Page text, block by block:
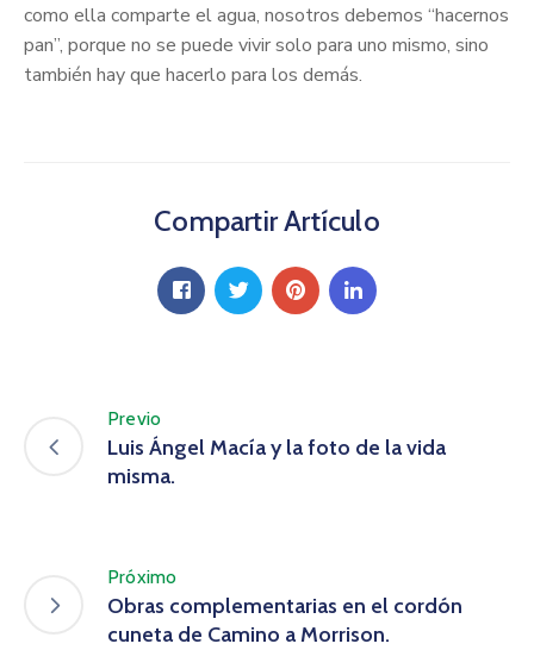
como ella comparte el agua, nosotros debemos “hacernos
pan”, porque no se puede vivir solo para uno mismo, sino
también hay que hacerlo para los demás.
Compartir Artículo
Previo
Luis Ángel Macía y la foto de la vida
misma.
Próximo
Obras complementarias en el cordón
cuneta de Camino a Morrison.